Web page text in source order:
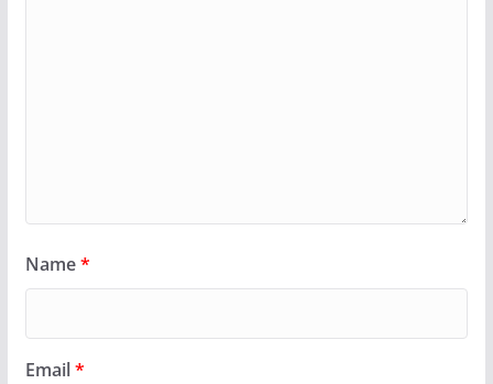
Name*
Email*